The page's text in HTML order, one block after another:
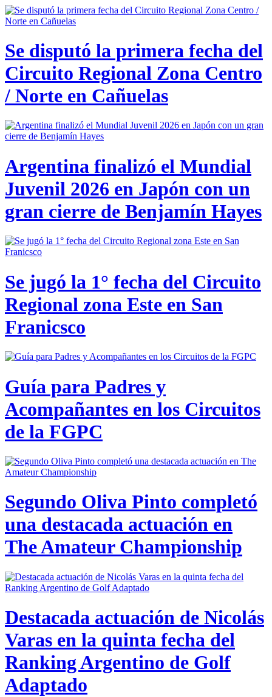
Se disputó la primera fecha del
Circuito Regional Zona Centro
/ Norte en Cañuelas
Argentina finalizó el Mundial
Juvenil 2026 en Japón con un
gran cierre de Benjamín Hayes
Se jugó la 1° fecha del Circuito
Regional zona Este en San
Franicsco
Guía para Padres y
Acompañantes en los Circuitos
de la FGPC
Segundo Oliva Pinto completó
una destacada actuación en
The Amateur Championship
Destacada actuación de Nicolás
Varas en la quinta fecha del
Ranking Argentino de Golf
Adaptado